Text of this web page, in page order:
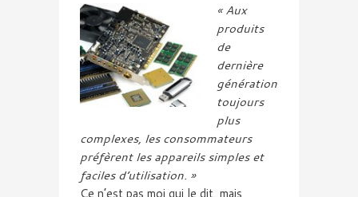
« Aux
produits
de
dernière
génération
toujours
plus
complexes, les consommateurs
préfèrent les appareils simples et
faciles d’utilisation. »
Ce n’est pas moi qui le dit, mais